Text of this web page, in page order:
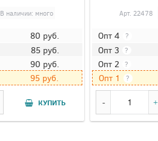
В наличии: много
80 руб.
85 руб.
90 руб.
95 руб.
КУПИТЬ
Арт. 22478
Опт 4 ?
Опт 3 ?
Опт 2 ?
Опт 1 ?